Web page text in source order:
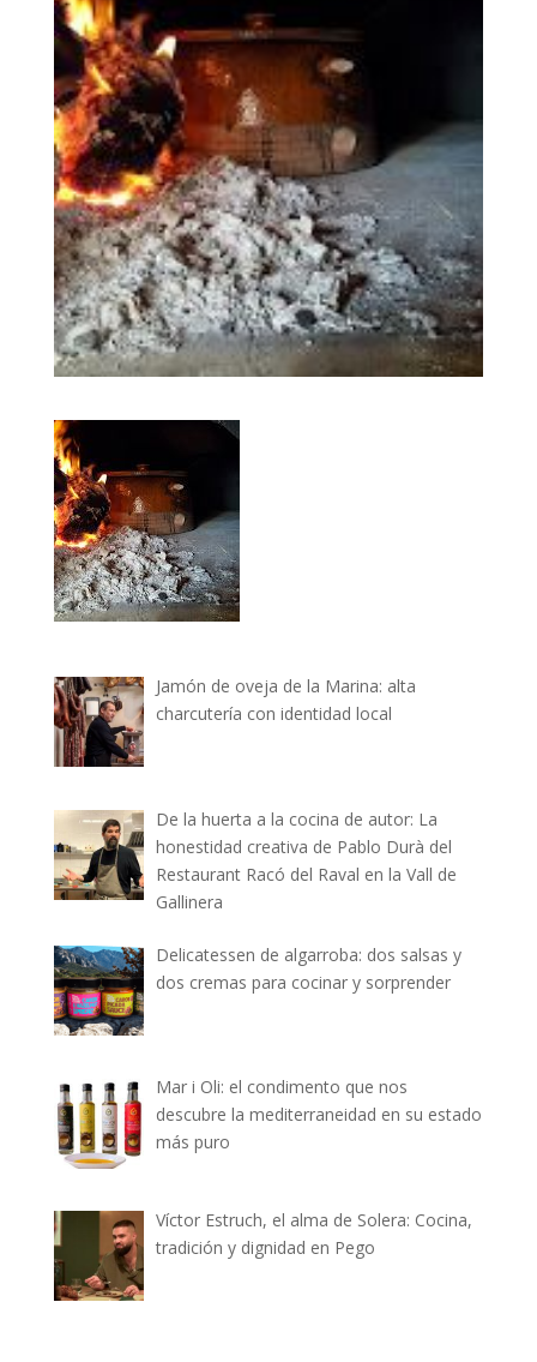
Jamón de oveja de la Marina: alta
charcutería con identidad local
De la huerta a la cocina de autor: La
honestidad creativa de Pablo Durà del
Restaurant Racó del Raval en la Vall de
Gallinera
Delicatessen de algarroba: dos salsas y
dos cremas para cocinar y sorprender
Mar i Oli: el condimento que nos
descubre la mediterraneidad en su estado
más puro
Víctor Estruch, el alma de Solera: Cocina,
tradición y dignidad en Pego